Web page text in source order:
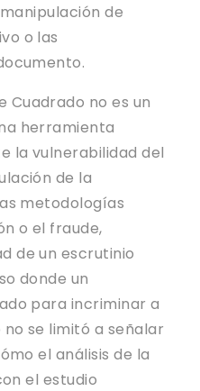
de
o las
Cuadrado no es un
herramienta
la vulnerabilidad del
de la
metodologías
o el fraude,
de un escrutinio
donde un
para incriminar a
se limitó a señalar
el análisis de la
el estudio